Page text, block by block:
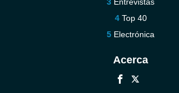
Top 40
Electrónica
Acerca